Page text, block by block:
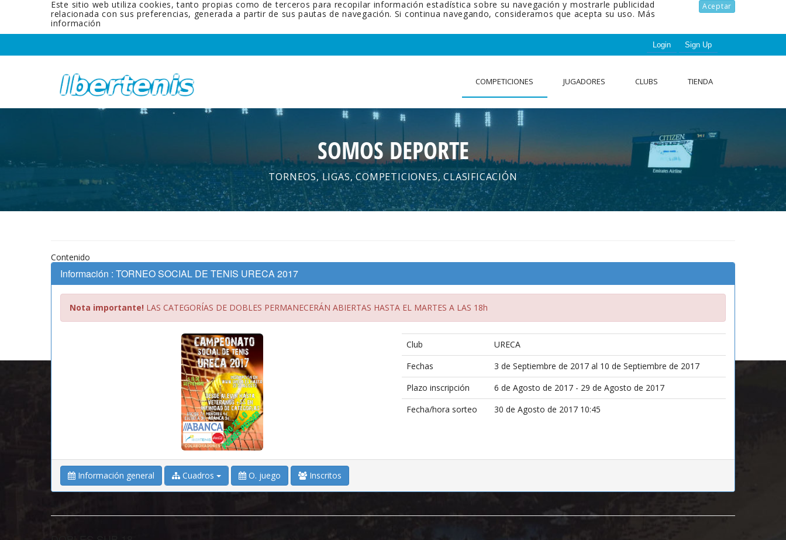
Aceptar
Este sitio web utiliza cookies, tanto propias como de terceros para recopilar información estadística sobre su navegación y mostrarle publicidad
relacionada con sus preferencias, generada a partir de sus pautas de navegación. Si continua navegando, consideramos que acepta su uso. Más
información
Login Sign Up
COMPETICIONES JUGADORES CLUBS TIENDA
SOMOS DEPORTE
TORNEOS, LIGAS, COMPETICIONES, CLASIFICACIÓN
Contenido
Información : TORNEO SOCIAL DE TENIS URECA 2017
Nota importante! LAS CATEGORÍAS DE DOBLES PERMANECERÁN ABIERTAS HASTA EL MARTES A LAS 18h
Club
URECA
Fechas
3 de Septiembre de 2017 al 10 de Septiembre de 2017
Plazo inscripción
6 de Agosto de 2017 - 29 de Agosto de 2017
Fecha/hora sorteo
30 de Agosto de 2017 10:45
Información general Cuadros O. juego Inscritos